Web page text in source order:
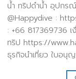
น้ำ ทริปดำน้ำ อุปกร
@Happydive :
: +66 817369736 เ
ทริป https://
ธุรกิจนำเที่ยว ใบอนุ